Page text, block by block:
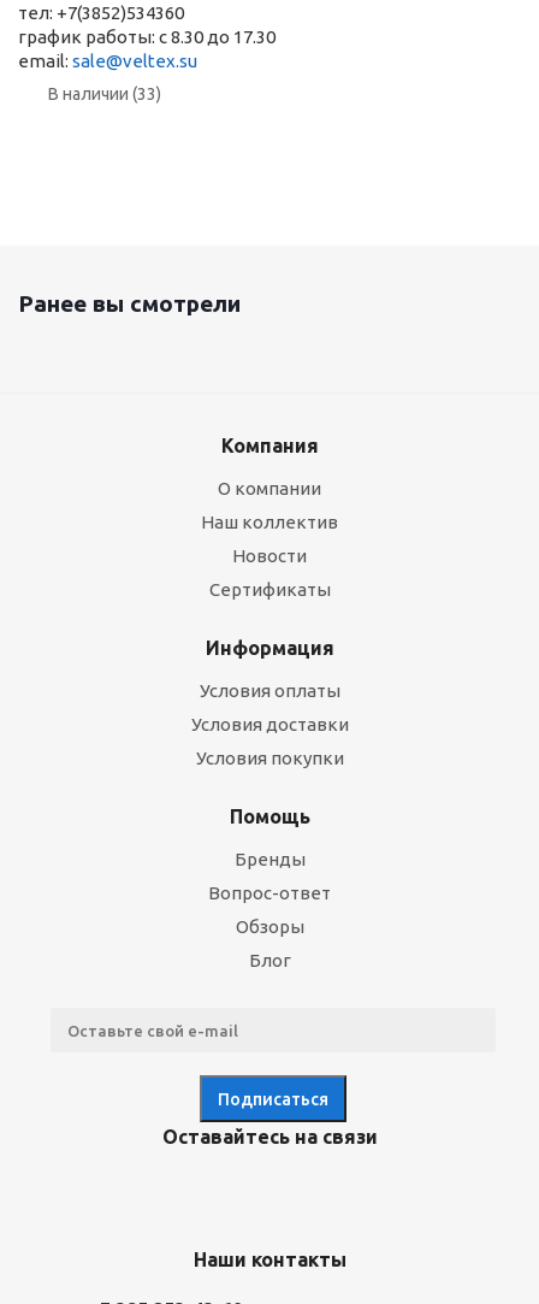
тел: +7(3852)534360
график работы: с 8.30 до 17.30
email: sale@veltex.su
В наличии (33)
Ранее вы смотрели
Компания
О компании
Наш коллектив
Новости
Сертификаты
Информация
Условия оплаты
Условия доставки
Условия покупки
Помощь
Бренды
Вопрос-ответ
Обзоры
Блог
Оставайтесь на связи
Наши контакты